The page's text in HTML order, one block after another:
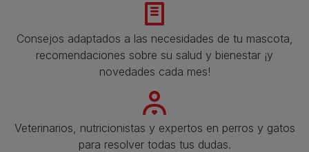
Consejos adaptados a las necesidades de tu mascota,
recomendaciones sobre su salud y bienestar ¡y
novedades cada mes!
Veterinarios, nutricionistas y expertos en perros y gatos
para resolver todas tus dudas.​